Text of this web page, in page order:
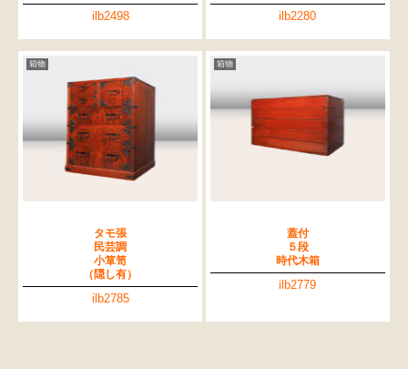
ilb2498 ilb2280
箱物
タモ張
民芸調
小箪笥
（隠し有）
ilb2785
箱物
蓋付
５段
時代木箱
ilb2779